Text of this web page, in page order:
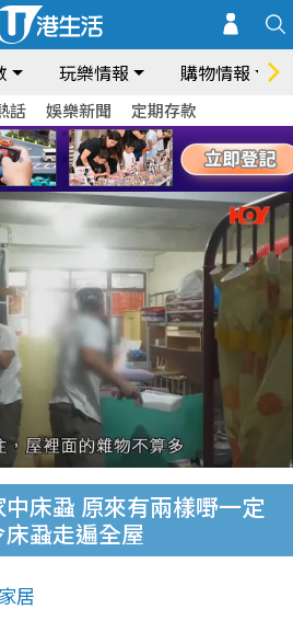
玩樂情報 購物情報
話 娛樂新聞 定期存款
床蝨 原來有兩樣嘢一定
蝨走遍全屋
家居